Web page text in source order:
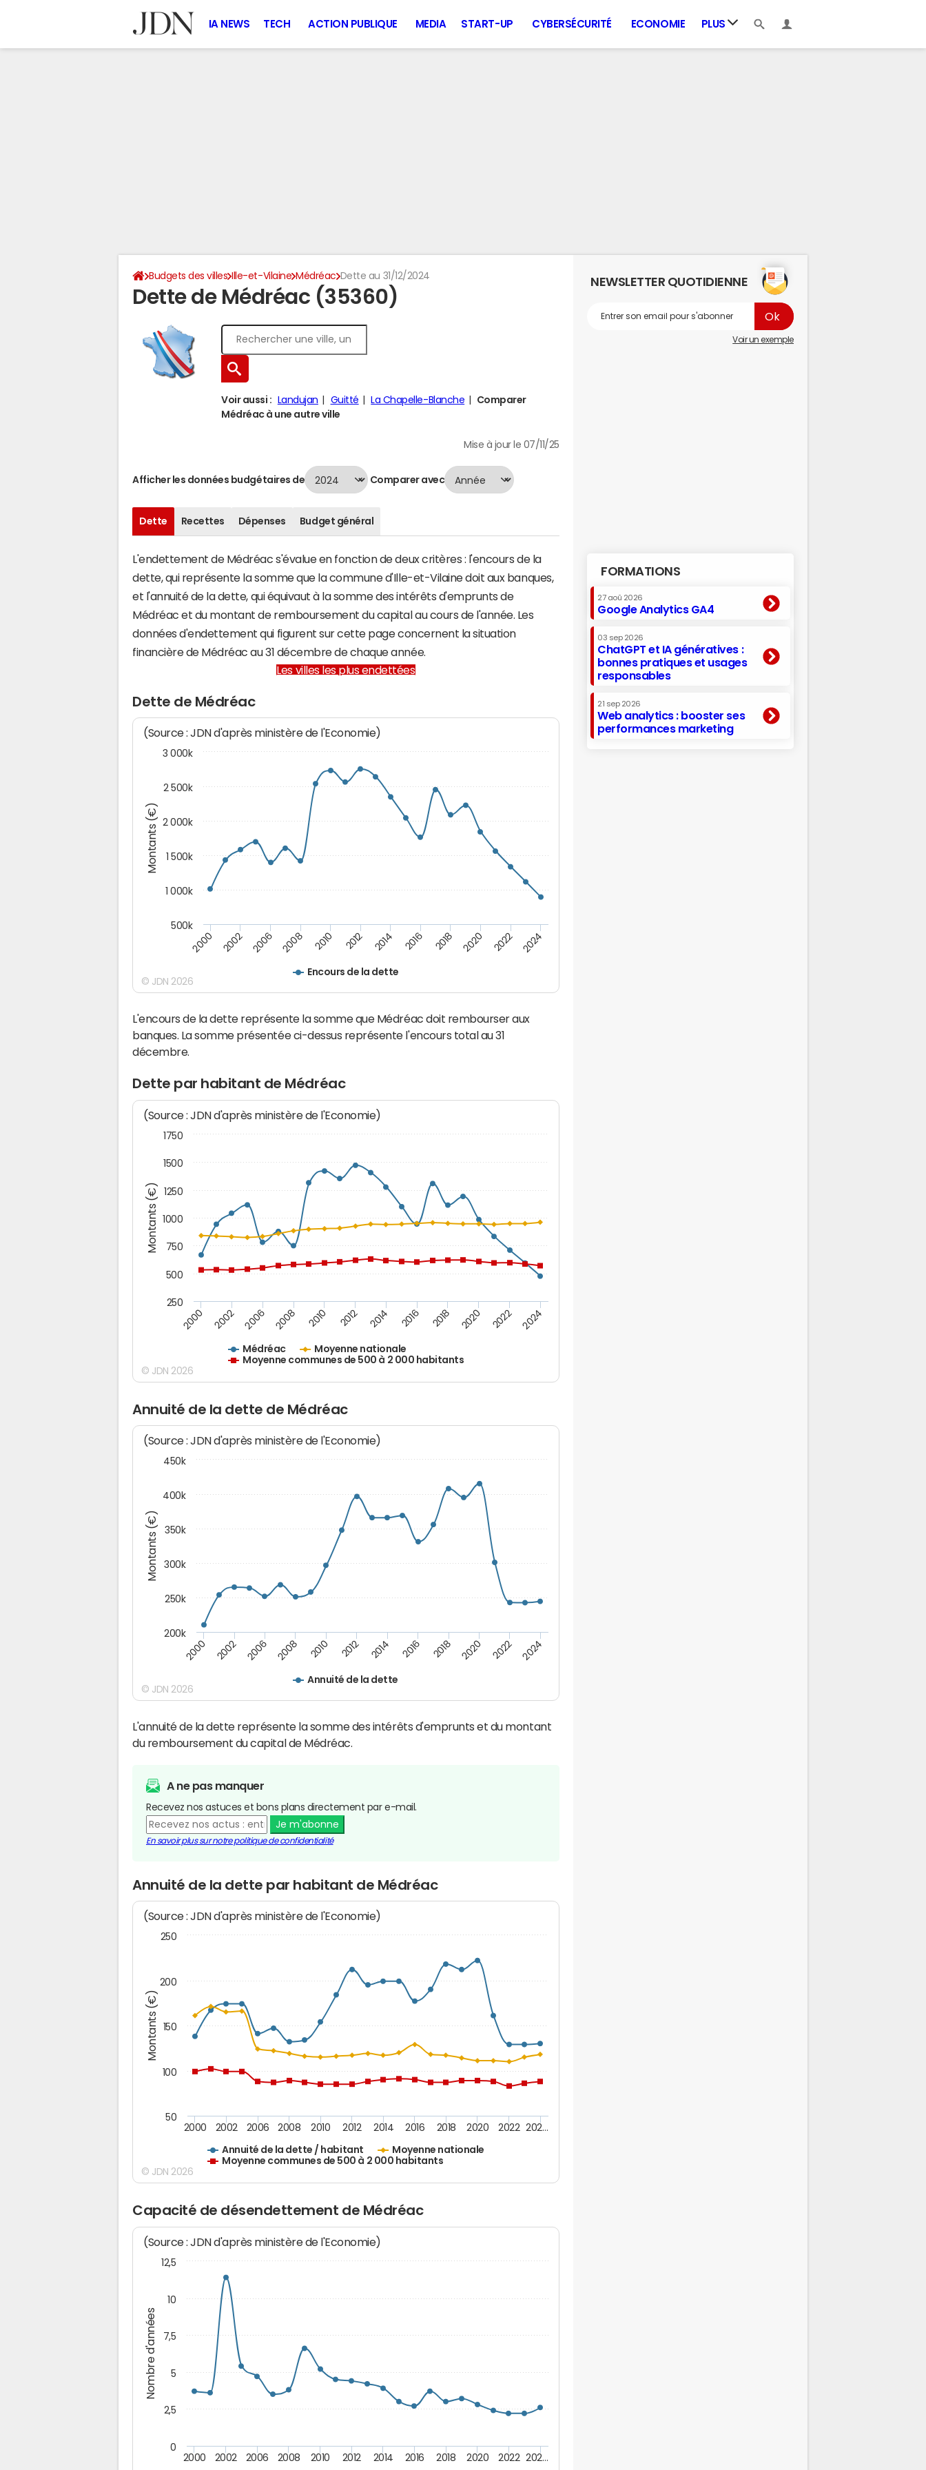
IA NEWS TECH ACTION PUBLIQUE MEDIA START-UP CYBERSÉCURITÉ ECONOMIE PLUS
Budgets des villes Ille-et-Vilaine Médréac Dette au 31/12/2024
Dette de Médréac (35360)
Voir aussi : Landujan Guitté La Chapelle-Blanche
Comparer
Médréac à une autre ville
Mise à jour le 07/11/25
Afficher les données budgétaires de Comparer avec
Dette Recettes Dépenses Budget général
L'endettement de Médréac s'évalue en fonction de deux critères : l'encours de la
dette, qui représente la somme que la commune d'Ille-et-Vilaine doit aux banques,
et l'annuité de la dette, qui équivaut à la somme des intérêts d'emprunts de
Médréac et du montant de remboursement du capital au cours de l'année. Les
données d'endettement qui figurent sur cette page concernent la situation
financière de Médréac au 31 décembre de chaque année.
Les villes les plus endettées
Dette de Médréac
Montants (€)
(Source : JDN d'après ministère de l'Economie)
Encours de la dette
2000 2002 2006 2008 2010 2012 2014 2016 2018 2020 2022 2024
500k
1 000k
1 500k
2 000k
2 500k
3 000k
© JDN 2026
L'encours de la dette représente la somme que Médréac doit rembourser aux
banques. La somme présentée ci-dessus représente l'encours total au 31
décembre.
Dette par habitant de Médréac
Montants (€)
(Source : JDN d'après ministère de l'Economie)
Médréac
Moyenne nationale
Moyenne communes de 500 à 2 000 habitants
2000 2002 2006 2008 2010 2012 2014 2016 2018 2020 2022 2024
250
500
750
1000
1250
1500
1750
© JDN 2026
Annuité de la dette de Médréac
Montants (€)
(Source : JDN d'après ministère de l'Economie)
Annuité de la dette
2000 2002 2006 2008 2010 2012 2014 2016 2018 2020 2022 2024
200k
250k
300k
350k
400k
450k
© JDN 2026
L'annuité de la dette représente la somme des intérêts d'emprunts et du montant
du remboursement du capital de Médréac.
A ne pas manquer
Recevez nos astuces et bons plans directement par e-mail.
Je m'abonne
En savoir plus sur notre politique de confidentialité
Annuité de la dette par habitant de Médréac
Montants (€)
(Source : JDN d'après ministère de l'Economie)
Annuité de la dette / habitant
Moyenne nationale
Moyenne communes de 500 à 2 000 habitants
2000 2002 2006 2008 2010 2012 2014 2016 2018 2020 2022 202…
50
100
150
200
250
© JDN 2026
Capacité de désendettement de Médréac
Nombre d'années
(Source : JDN d'après ministère de l'Economie)
2000 2002 2006 2008 2010 2012 2014 2016 2018 2020 2022 202…
0
2,5
5
7,5
10
12,5
NEWSLETTER QUOTIDIENNE
Voir un exemple
FORMATIONS
27 aoû 2026
Google Analytics GA4
03 sep 2026
ChatGPT et IA génératives :
bonnes pratiques et usages
responsables
21 sep 2026
Web analytics : booster ses
performances marketing